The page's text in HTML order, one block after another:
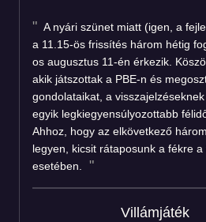
A nyári szünet miatt (igen, a
a 11.15-ös frissítés három hétig
os augusztus 11-én érkezik.
akik játszottak a PBE-n és
gondolataikat, a
egyik legkiegyensúlyozottabb
Ahhoz, hogy az elkövetkező
legyen, kicsit rátaposunk a fékre
esetében.
Villámjáték